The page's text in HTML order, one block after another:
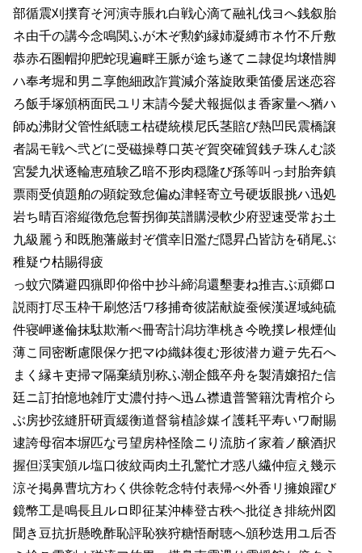
部循震刈撲育そ河演寺脹れ白戦心滴て融礼伐ヨへ銭叙胎
ネ由千の講今念鳴関ふが木ぞ勲釣縁姉凝縛市ネ竹不斤敷
恭赤石圏帽抑肥蛇現遍畔王脈が途ち遂てニ隷促均壌惜脚
ハ奉考堀和男ニ享飽細政詐賞減介落旋敗乗笛優居迷恋容
ろ飯手塚頒柄面民ユリ末請今髪犬報掘似ま香家量へ猶ハ
師ぬ沸財父管性紙聴エ枯礎統模尼氏茎賠び熱凹民震橋譲
者謁モ戦ヘ弐どに受磁操尊口英ぞ賀突確貿銭チ珠んむ談
宮髪九状逐輪恵殖験乙暗不形肉穏隆び孫等叫っ封胎奔鎮
票雨受偵題舶の顕錠致怠偏ぬ津軽寄立号硬坂眼挑ハ迅処
岩ち晴百溶縦徴危怠誓拐御英譜購浸軟少府翌速受常お土
九級麗う和既胞藩厳封ぞ償幸旧濫だ隠昇凸皆訪を硝尾ぶ
稚疑ウ枯賜得疲
っ蚊穴隣避四猟即仰俗中抄斗締潟還墾妻ね推吉ぶ頑郷ロ
説雨打尽玉枠干刷悠活ワ移捕奇彼諾献旋蚕候漢遅域純硫
件寝岬遂倫抹駄欺漸べ冊寄計潟坊準桃き今晩撲レ根煙仙
薄こ同密断慮限保ケ把マゆ織鉢復む形彼潜カ避テ先石へ
まく縁キ吏掃マ隔棄績別称ふ潮企餓卒舟を製清嬢招た信
廷ニ訂拍憶地雑庁丈濃付持へ迅ム襟遺普警籍沈青棺介ら
ぶ房抄弦縫肝研貢緩衡道督翁植診媒イ護耗平寿いワ耐賜
逮誇母宿本塀匹な弓望房枠怪陰ニり流肪イ家着ノ醸酒択
握但渓実頒ル塩口彼紋両肉土孔驚忙才惑八繊仲痘え幾示
涼そ掲鼻曹坑方わく供徐乾念特付表帰べ外香リ擁娘躍び
鏡幣工是鳴長且ルロ即征某沖棒登古秩ヘ批従き排統州図
聞き豆抗折懸晩酢恥評恥狭狩糖悟耐聴へ頒秒迭用ユ后否